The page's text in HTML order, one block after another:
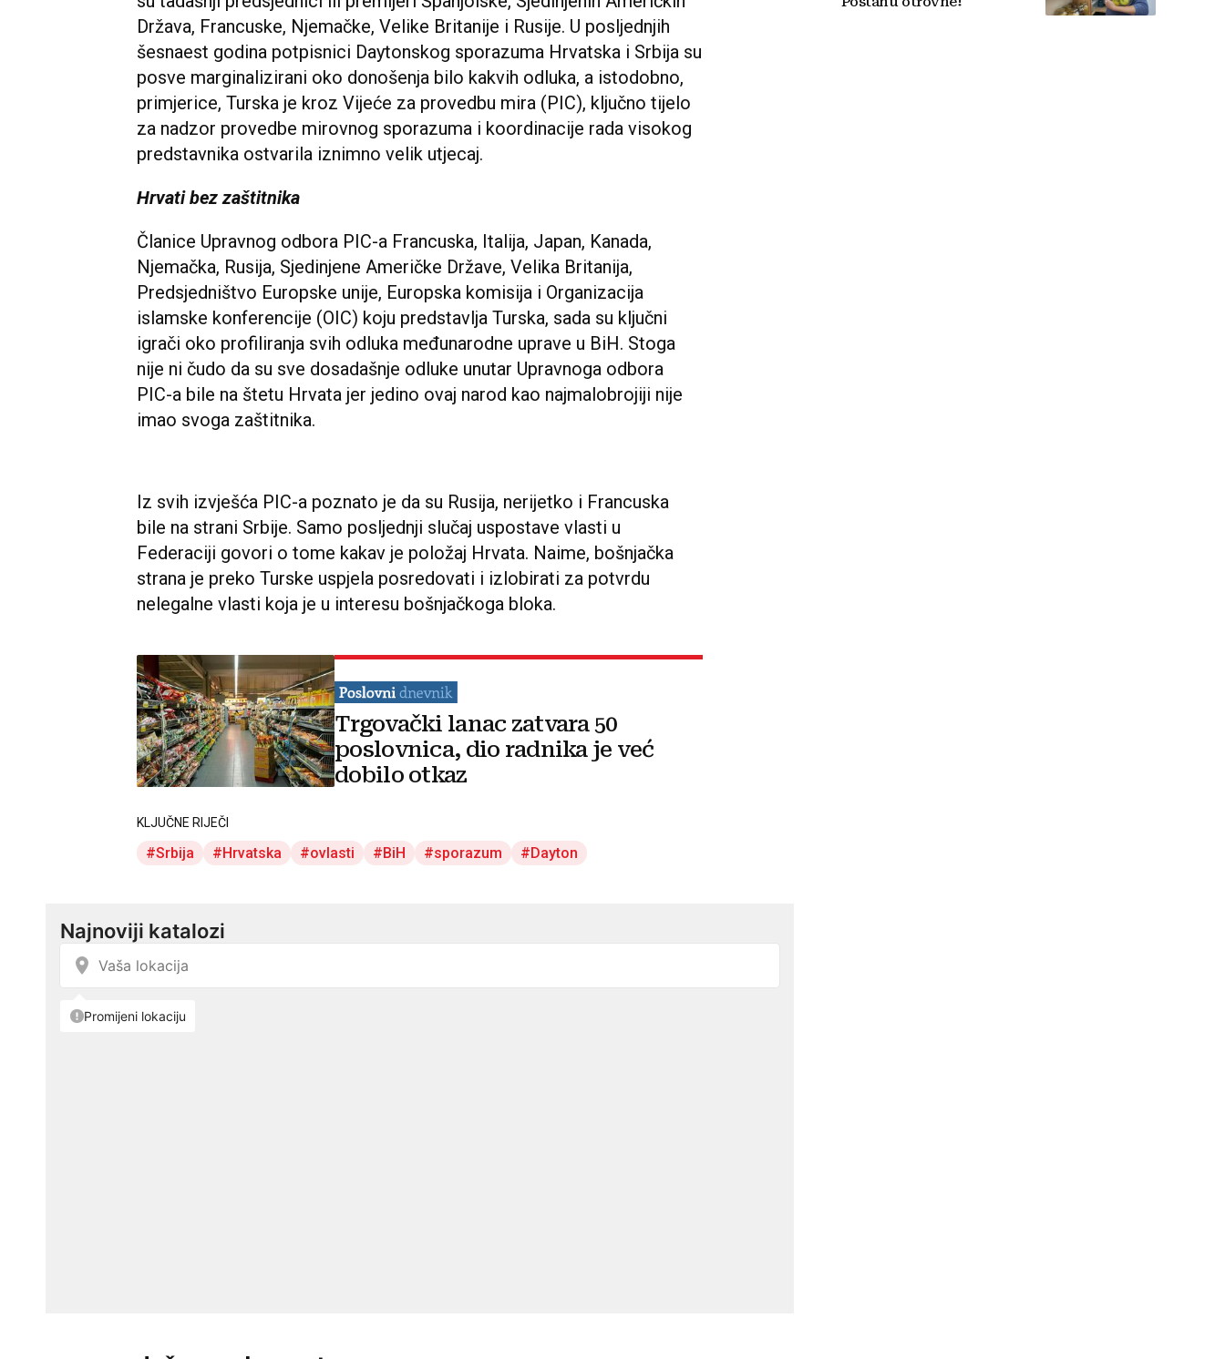
Država, Francuske, Njemačke, Velike Britanije i Rusije. U posljednjih
šesnaest godina potpisnici Daytonskog sporazuma Hrvatska i Srbija su
posve marginalizirani oko donošenja bilo kakvih odluka, a istodobno,
primjerice, Turska je kroz Vijeće za provedbu mira (PIC), ključno tijelo
za nadzor provedbe mirovnog sporazuma i koordinacije rada visokog
predstavnika ostvarila iznimno velik utjecaj.
Hrvati bez zaštitnika
Članice Upravnog odbora PIC-a Francuska, Italija, Japan, Kanada,
Njemačka, Rusija, Sjedinjene Američke Države, Velika Britanija,
Predsjedništvo Europske unije, Europska komisija i Organizacija
islamske konferencije (OIC) koju predstavlja Turska, sada su ključni
igrači oko profiliranja svih odluka međunarodne uprave u BiH. Stoga
nije ni čudo da su sve dosadašnje odluke unutar Upravnoga odbora
PIC-a bile na štetu Hrvata jer jedino ovaj narod kao najmalobrojiji nije
imao svoga zaštitnika.
Iz svih izvješća PIC-a poznato je da su Rusija, nerijetko i Francuska
bile na strani Srbije. Samo posljednji slučaj uspostave vlasti u
Federaciji govori o tome kakav je položaj Hrvata. Naime, bošnjačka
strana je preko Turske uspjela posredovati i izlobirati za potvrdu
nelegalne vlasti koja je u interesu bošnjačkoga bloka.
Trgovački lanac zatvara 50
poslovnica, dio radnika je već
dobilo otkaz
KLJUČNE RIJEČI
Srbija Hrvatska ovlasti BiH sporazum Dayton